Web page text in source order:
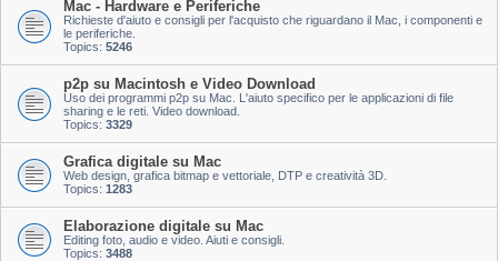
Mac - Hardware e Periferiche
Richieste d'aiuto e consigli per l'acquisto che riguardano il Mac, i componenti e
le periferiche.
Topics: 5246
p2p su Macintosh e Video Download
Uso dei programmi p2p su Mac. L'aiuto specifico per le applicazioni di file
sharing e le reti. Video download.
Topics: 3329
Grafica digitale su Mac
Web design, grafica bitmap e vettoriale, DTP e creatività 3D.
Topics: 1283
Elaborazione digitale su Mac
Editing foto, audio e video. Aiuti e consigli.
Topics: 3488